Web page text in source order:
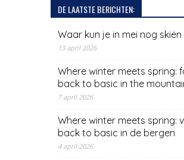
DE LAATSTE BERICHTEN:
Waar kun je in mei nog skiën
13 april 2026
Where winter meets spring:
back to basic in the
7 april 2026
Where winter meets spring:
back to basic in de bergen
4 april 2026